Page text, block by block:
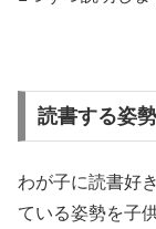
読書する姿
わが子に読書好
ている姿勢を子